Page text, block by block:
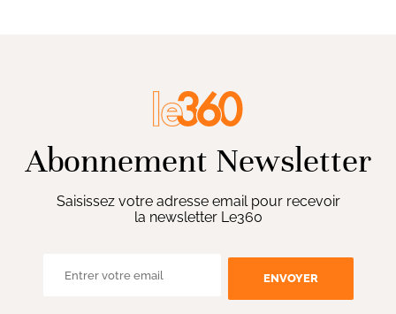
Abonnement Newsletter
Saisissez votre adresse email pour recevoir
la newsletter Le360
ENVOYER